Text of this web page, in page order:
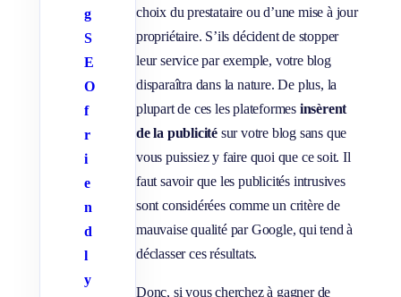
g
S
E
O
f
r
i
e
n
d
l
y
choix du prestataire ou d’une mise à jour
propriétaire. S’ils décident de stopper
leur service par exemple, votre blog
disparaîtra dans la nature. De plus, la
plupart de ces les plateformes insèrent
de la publicitésur votre blog sans que
vous puissiez y faire quoi que ce soit. Il
faut savoir que les publicités intrusives
sont considérées comme un critère de
mauvaise qualité par Google, qui tend à
déclasser ces résultats.
Donc, si vous cherchez à gagner de